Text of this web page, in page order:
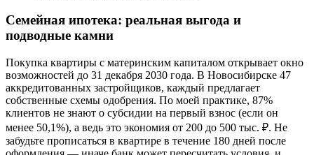
Семейная ипотека: реальная выгода и
подводные камни
Покупка квартиры с материнским капиталом открывает окно
возможностей до 31 декабря 2030 года. В Новосибирске 47
аккредитованных застройщиков, каждый предлагает
собственные схемы одобрения. По моей практике, 87%
клиентов не знают о субсидии на первый взнос (если он
менее 50,1%), а ведь это экономия от 200 до 500 тыс. ₽. Не
забудьте прописаться в квартире в течение 180 дней после